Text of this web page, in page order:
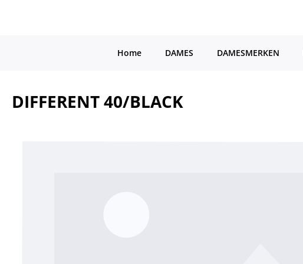
Home DAMES DAMESMERKEN
DIFFERENT 40/BLACK